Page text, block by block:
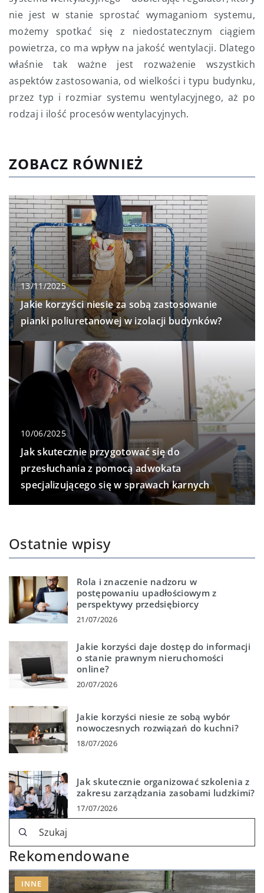
nie jest w stanie sprostać wymaganiom systemu,
możemy spotkać się z niedostatecznym ciągiem
powietrza, co ma wpływ na jakość wentylacji. Dlatego
właśnie tak ważne jest rozważenie wszystkich
aspektów zastosowania, od wielkości i typu budynku,
przez typ i rozmiar systemu wentylacyjnego, aż po
rodzaj i ilość procesów wentylacyjnych.
ZOBACZ RÓWNIEŻ
13/11/2025
Jakie korzyści niesie za sobą zastosowanie
pianki poliuretanowej w izolacji budynków?
10/06/2025
Jak skutecznie przygotować się do
przesłuchania z pomocą adwokata
specjalizującego się w sprawach karnych
Ostatnie wpisy
Rola i znaczenie nadzoru w
postępowaniu upadłościowym z
perspektywy przedsiębiorcy
21/07/2026
Jakie korzyści daje dostęp do informacji
o stanie prawnym nieruchomości
online?
20/07/2026
Jakie korzyści niesie ze sobą wybór
nowoczesnych rozwiązań do kuchni?
18/07/2026
Jak skutecznie organizować szkolenia z
zakresu zarządzania zasobami ludzkimi?
17/07/2026
Rekomendowane
INNE